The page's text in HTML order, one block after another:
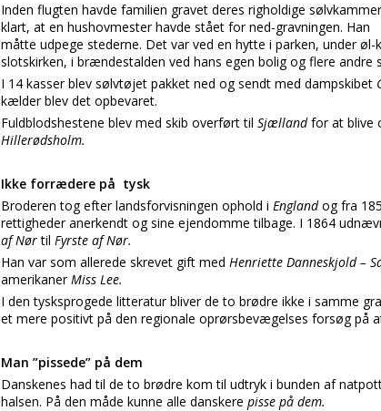
Inden flugten havde familien gravet deres righoldige
klart, at en hushovmester havde stået for ned-gravningen. Han
måtte udpege stederne. Det var ved en hytte i parken, under
slotskirken, i brændestalden ved hans egen bolig og flere andre
I 14 kasser blev sølvtøjet pakket ned og sendt med dampskibet
kælder blev det opbevaret.
Fuldblodshestene blev med skib overført til Sjællandfor at blive
Hillerødsholm.
Ikke forrædere på tysk
Broderen tog efter landsforvisningen ophold i Englandog fra
rettigheder anerkendt og sine ejendomme tilbage. I 1864
af Nørtil Fyrste af Nør.
Han var som allerede skrevet gift med Henriette Danneskjold –
amerikanerMiss Lee.
I den tysksprogede litteratur bliver de to brødre ikke i samme
et mere positivt på den regionale oprørsbevægelses forsøg på
Man ”pissede” på dem
Danskenes had til de to brødre kom til udtryk i bunden af
halsen. På den måde kunne alle danskere pisse på dem.